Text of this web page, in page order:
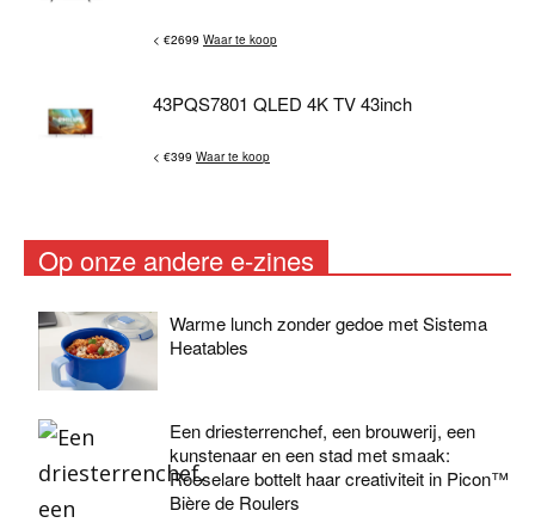
< €2699 Waar te koop
43PQS7801 QLED 4K TV 43inch
< €399 Waar te koop
Op onze andere e-zines
Warme lunch zonder gedoe met Sistema
Heatables
Een driesterrenchef, een brouwerij, een
kunstenaar en een stad met smaak:
Roeselare bottelt haar creativiteit in Picon™
Bière de Roulers